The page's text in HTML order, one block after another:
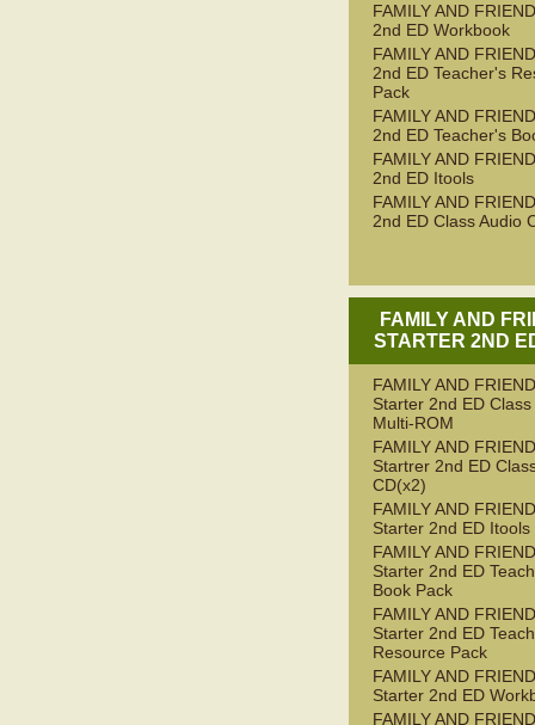
FAMILY AND
2nd ED Workbook
FAMILY AND
2nd ED Teacher's
Pack
FAMILY AND
2nd ED Teacher's
FAMILY AND
2nd ED Itools
FAMILY AND
2nd ED Class Audio
FAMILY AND
STARTER 2ND
FAMILY AND
Starter 2nd ED
Multi-ROM
FAMILY AND
Startrer 2nd ED
CD(x2)
FAMILY AND
Starter 2nd ED Itools
FAMILY AND
Starter 2nd ED
Book Pack
FAMILY AND
Starter 2nd ED
Resource Pack
FAMILY AND
Starter 2nd ED
FAMILY AND